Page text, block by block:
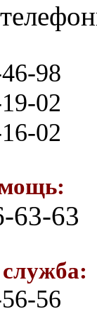
98
02
02
63-63
56